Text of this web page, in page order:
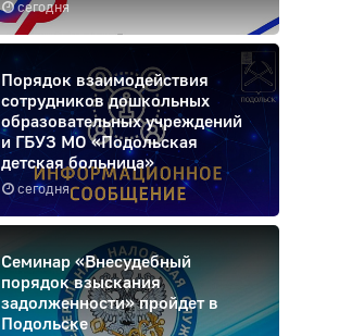
сегодня
сегодня
Порядок взаимодействия
сотрудников дошкольных
образовательных учреждений
и ГБУЗ МО «Подольская
детская больница»
Семинар «Внесудебный
порядок взыскания
задолженности» пройдет в
Подольске